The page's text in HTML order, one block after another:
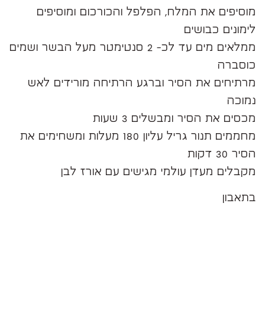
מוסיפים את המלח, הפלפל והכורכום ומוסיפים
לימונים כבושים
ממלאים מים עד לכ- 2 סנטימטר מעל הבשר ושמים
כוסברה
מרתיחים את הסיר וברגע הרתיחה מורידים לאש
נמוכה
מכסים את הסיר ומבשלים 3 שעות
מחממים תנור גריל עליון 180 מעלות ומשחימים את
הסיר 30 דקות
מקבלים מעדן עולמי מגישים עם אורז לבן
בתאבון